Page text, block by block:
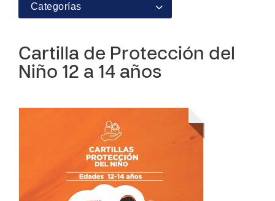
Categorías
Cartilla de Protección del
Niño 12 a 14 años